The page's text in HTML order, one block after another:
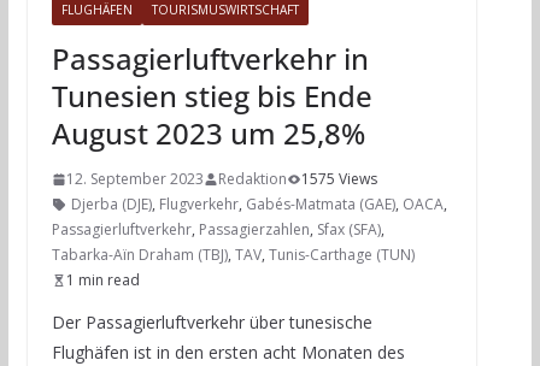
FLUGHÄFEN TOURISMUSWIRTSCHAFT
Passagierluftverkehr in
Tunesien stieg bis Ende
August 2023 um 25,8%
12. September 2023 Redaktion
1575 Views
Djerba (DJE), Flugverkehr, Gabés-Matmata (GAE), OACA,
Passagierluftverkehr, Passagierzahlen, Sfax (SFA),
Tabarka-Aïn Draham (TBJ), TAV, Tunis-Carthage (TUN)
1 min read
Der Passagierluftverkehr über tunesische
Flughäfen ist in den ersten acht Monaten des